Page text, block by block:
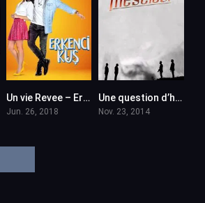
Un vie Revee – Erkenci Kus en VF (Voix Francaise)
Jun. 26, 2018
Une question d’honneur – Seref Meselesi en VF (Voix Francaise)
Nov. 23, 2014